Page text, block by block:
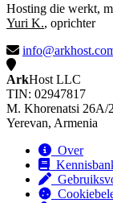
Hosting die werkt,
Yuri K., oprichter
ArkHost LLC
TIN: 02947817
M. Khorenatsi 26A/
Yerevan, Armenia
Over